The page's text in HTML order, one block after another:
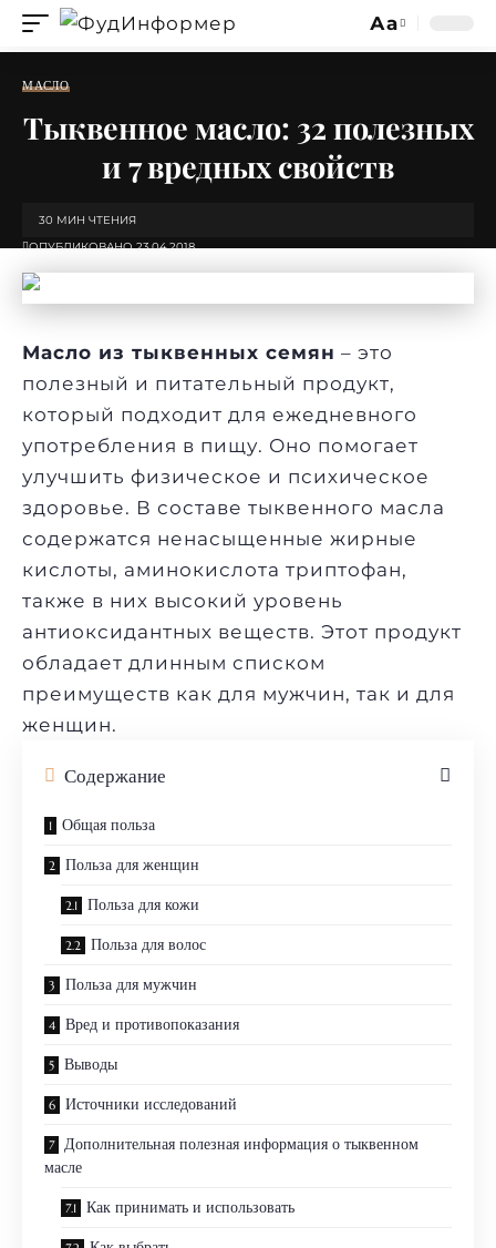
Изменение
Аа
МАСЛО
Тыквенное масло: 32 полезных
и 7 вредных свойств
ОПУБЛИКОВАНО 23.04.2018
30 МИН ЧТЕНИЯ
Масло из тыквенных семян – это
полезный и питательный продукт,
который подходит для ежедневного
употребления в пищу. Оно помогает
улучшить физическое и психическое
здоровье. В составе тыквенного масла
содержатся ненасыщенные жирные
кислоты, аминокислота триптофан,
также в них высокий уровень
антиоксидантных веществ. Этот продукт
обладает длинным списком
преимуществ как для мужчин, так и для
женщин.
Содержание
Общая польза
Польза для женщин
Польза для кожи
Польза для волос
Польза для мужчин
Вред и противопоказания
Выводы
Источники исследований
Дополнительная полезная информация о тыквенном
масле
Как принимать и использовать